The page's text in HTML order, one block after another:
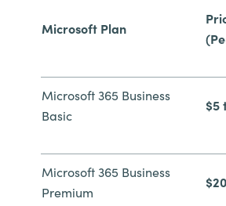
Middle East
Norway
Philippines
Microsoft Plan
Microsoft 365 Business
Basic
$5
Microsoft 365 Business
Premium